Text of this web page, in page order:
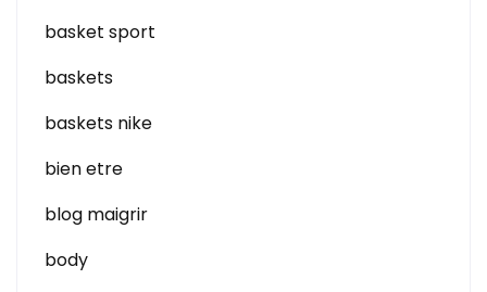
basket sport
baskets
baskets nike
bien etre
blog maigrir
body